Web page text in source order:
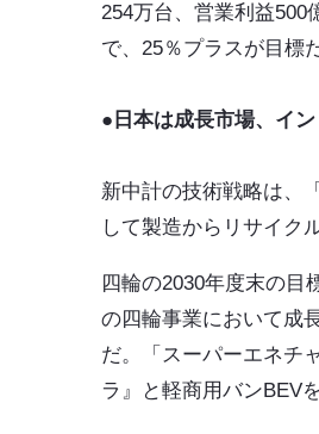
254万台、営業利益500
で、25％プラスが目標
●日本は成長市場、イ
新中計の技術戦略は、
して製造からリサイク
四輪の2030年度末の目
の四輪事業において成
だ。「スーパーエネチ
ラ』と軽商用バンBEV